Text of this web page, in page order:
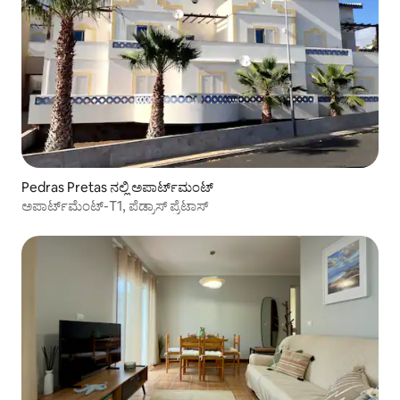
Pedras Pretas ನಲ್ಲಿ ಅಪಾರ್ಟ್‌ಮಂಟ್
ಅಪಾರ್ಟ್‌ಮೆಂಟ್-T1, ಪೆಡ್ರಾಸ್ ಪ್ರೆಟಾಸ್